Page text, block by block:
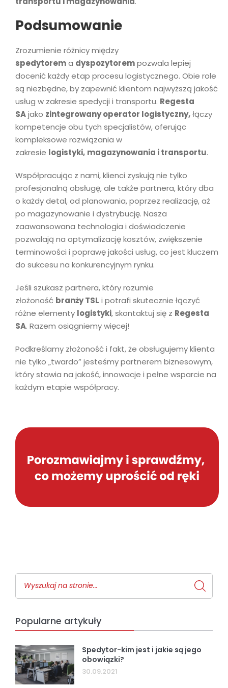
Podsumowanie
Zrozumienie różnicy między
spedytorema dyspozytorempozwala lepiej
docenić każdy etap procesu logistycznego. Obie role
są niezbędne, by zapewnić klientom najwyższą jakość
usług w zakresie spedycji i transportu. Regesta
SAjako zintegrowany operator logistyczny,łączy
kompetencje obu tych specjalistów, oferując
kompleksowe rozwiązania w
zakresie logistyki, magazynowania i transportu.
Współpracując z nami, klienci zyskują nie tylko
profesjonalną obsługę, ale także partnera, który dba
o każdy detal, od planowania, poprzez realizację, aż
po magazynowanie i dystrybucję. Nasza
zaawansowana technologia i doświadczenie
pozwalają na optymalizację kosztów, zwiększenie
terminowości i poprawę jakości usług, co jest kluczem
do sukcesu na konkurencyjnym rynku.
Jeśli szukasz partnera, który rozumie
złożoność branży TSL i potrafi skutecznie łączyć
różne elementy logistyki, skontaktuj się z Regesta
SA. Razem osiągniemy więcej!
Podkreślamy złożoność i fakt, że obsługujemy klienta
nie tylko „twardo” jesteśmy partnerem biznesowym,
który stawia na jakość, innowacje i pełne wsparcie na
każdym etapie współpracy.
Popularne artykuły
Spedytor-kim jest i jakie są jego
obowiązki?
30.09.2021